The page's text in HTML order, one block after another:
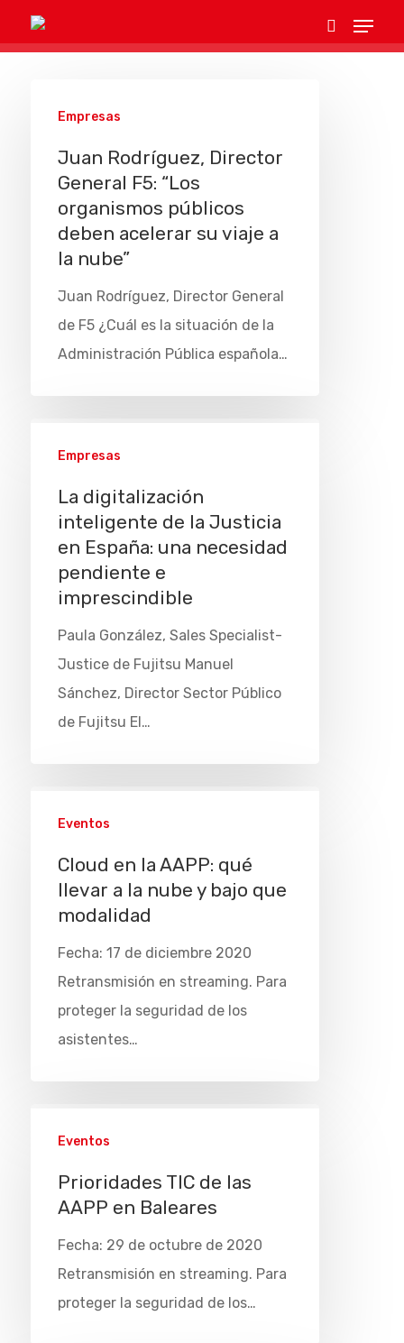
Hit enter to search or ESC to close
Empresas
Juan Rodríguez, Director
General F5: “Los
organismos públicos
deben acelerar su viaje a
la nube”
Juan Rodríguez, Director General
de F5 ¿Cuál es la situación de la
Administración Pública española…
Empresas
La digitalización
inteligente de la Justicia
en España: una necesidad
pendiente e
imprescindible
Paula González, Sales Specialist-
Justice de Fujitsu Manuel
Sánchez, Director Sector Público
de Fujitsu El…
Eventos
Cloud en la AAPP: qué
llevar a la nube y bajo que
modalidad
Fecha: 17 de diciembre 2020
Retransmisión en streaming. Para
proteger la seguridad de los
asistentes…
Eventos
Prioridades TIC de las
AAPP en Baleares
Fecha: 29 de octubre de 2020
Retransmisión en streaming. Para
proteger la seguridad de los…